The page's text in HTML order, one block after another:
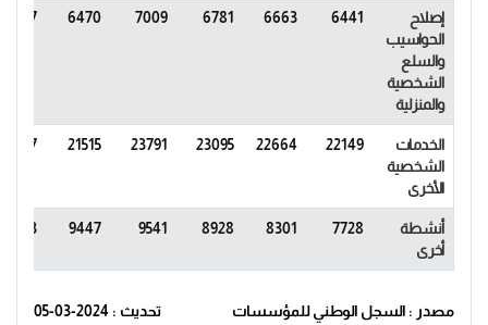
إصلاح
الحواسيب
والسلع
الشخصية
والمنزلية
6441
6663
6781
7009
6470
6717
الخدمات
الشخصية
الأخرى
22149
22664
23095
23791
21515
22937
أنشطة
أخرى
7728
8301
8928
9541
9447
10153
مصدر : السجل الوطني للمؤسسات تحديث : 2024-03-05